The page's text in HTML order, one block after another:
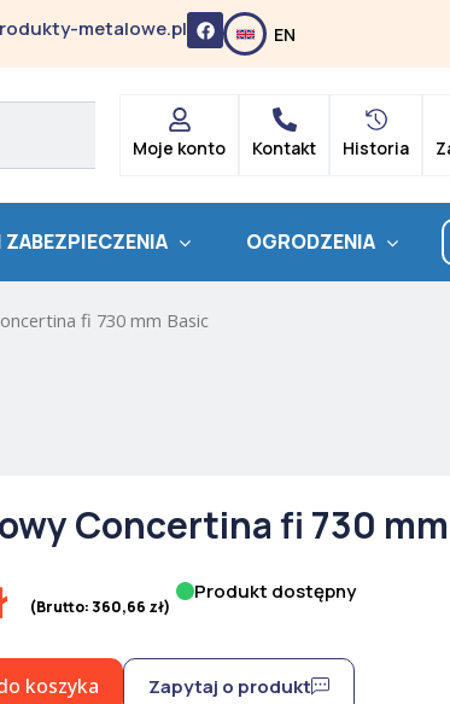
metalowe.pl F
a
c
e
k
EN
Moje konto
Kontakt Historia
ZABEZPIECZENIA OGRODZENIA
fi 730 mm Basic
Concertina fi 730
(Brutto: 360,66 zł)
Produkt dostępny
koszyka Zapytaj o produkt